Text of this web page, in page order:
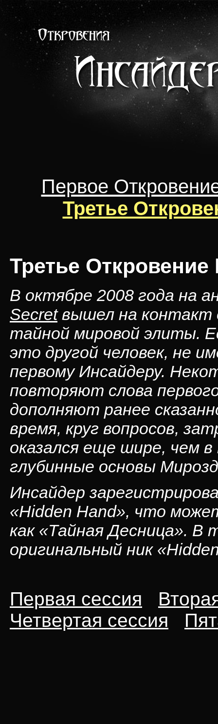
Первое
Третье
Третье
В октябре 2008 года на
Secretвышел на контакт
тайной мировой элиты.
это другой человек, не
первому Инсайдеру.
повторяют слова
дополняют ранее
время, круг вопросов,
оказался еще шире, чем
глубинные основы
Инсайдер
«Hidden Hand», что
как «Тайная Десница». В
оригинальный ник
Первая сессия
Четвертая сессия